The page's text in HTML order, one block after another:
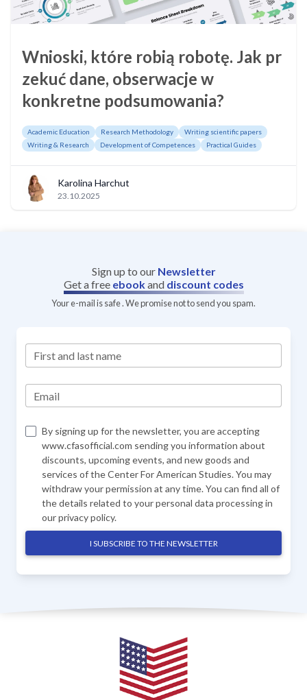
Wnioski, które robią robotę. Jak pr
zekuć dane, obserwacje w
konkretne podsumowania?
Academic Education Research Methodology
Writing scientific papers
Writing & Research
Development of Competences Practical Guides
Karolina Harchut
23.10.2025
Sign up to our Newsletter
Get a free ebookand discount codes
Your e-mail is safe . We promise not to send you spam.
First and last name
Email
By signing up for the newsletter, you are accepting
www.cfasofficial.com sending you information about
discounts, upcoming events, and new goods and
services of the Center For American Studies. You may
withdraw your permission at any time. You can find all of
the details related to your personal data processing in
ourprivacy policy.
I SUBSCRIBE TO THE NEWSLETTER